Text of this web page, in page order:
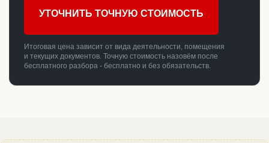
УТОЧНИТЬ ТОЧНУЮ СТОИМОСТЬ
Итоговая цена зависит от вида деятельности, помещения
и текущих документов. Точную стоимость назовём после
бесплатного разбора - бесплатно и без обязательств.